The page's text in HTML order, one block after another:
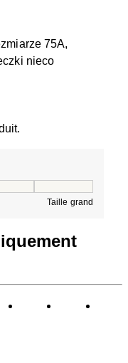
75A,
nieco
Taille grand